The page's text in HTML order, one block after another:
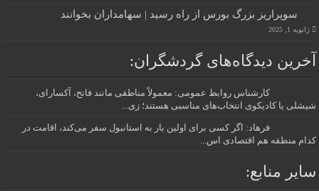
سوپراریز بزرگ بورس از راه رسید | سهامداران بخوانند
ژانویه 1, 2025
آخرین دیدگاه‌های گردشگران:
کارشناس روابط عمومی: معمولاً مناطقی مانند فاتح، آکسارای،
شیشلی یا کادیکوی انتخاب‌های مناسبی هستند؛ زی...
فرهاد: اگر کسی برای اولین بار به استانبول سفر می‌کند، اقامت در
کدام منطقه هم اقتصادی اس...
سایر منابع: